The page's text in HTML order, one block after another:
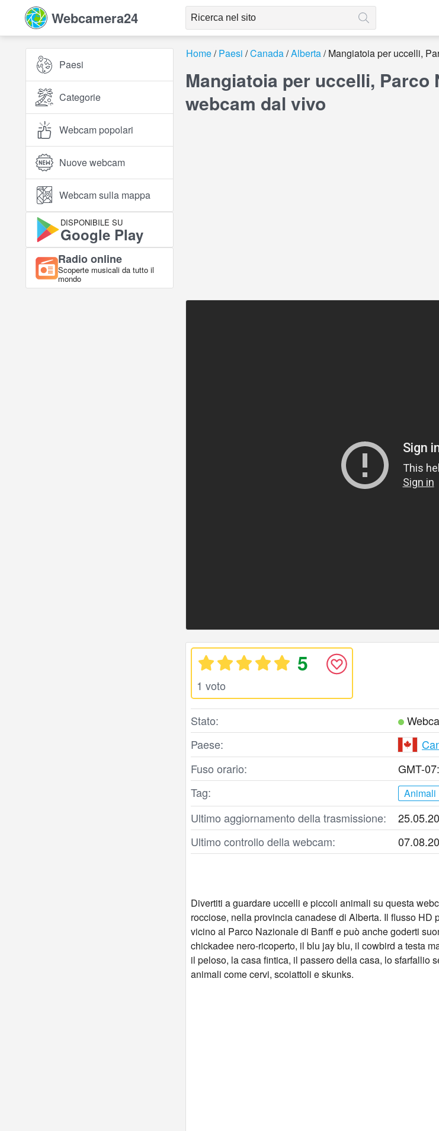
Webcamera24
Paesi
Categorie
Webcam popolari
Nuove webcam
Webcam sulla mappa
DISPONIBILE SU
Google Play
Radio online
Scoperte musicali da tutto il
mondo
Home Paesi Canada Alberta Mangiatoia per uccelli,
Mangiatoia per uccelli,
webcam dal vivo
5
1 voto
Stato:
Paese:
Fuso orario:
GMT-
Tag:
Animali
Ultimo aggiornamento della trasmissione:
Ultimo controllo della webcam:
Divertiti a guardare uccelli e piccoli animali su questa
rocciose, nella provincia canadese di Alberta. Il flusso
vicino al Parco Nazionale di Banff e può anche goderti
chickadee nero-ricoperto, il blu jay blu, il cowbird a testa
il peloso, la casa fintica, il passero della casa, lo sfarfallio
animali come cervi, scoiattoli e skunks.